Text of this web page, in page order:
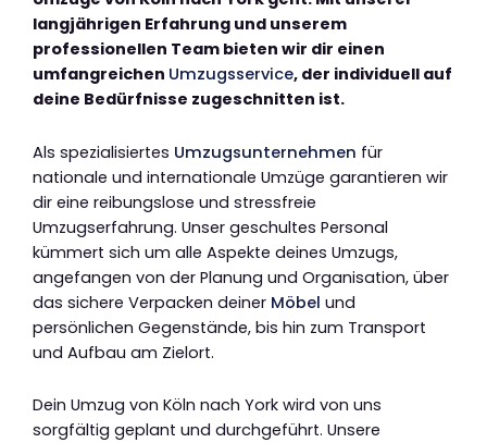
langjährigen Erfahrung und unserem
professionellen Team bieten wir dir einen
umfangreichen Umzugsservice, der individuell auf
deine Bedürfnisse zugeschnitten ist.
Als spezialisiertes Umzugsunternehmen für
nationale und internationale Umzüge garantieren wir
dir eine reibungslose und stressfreie
Umzugserfahrung. Unser geschultes Personal
kümmert sich um alle Aspekte deines Umzugs,
angefangen von der Planung und Organisation, über
das sichere Verpacken deiner Möbel und
persönlichen Gegenstände, bis hin zum Transport
und Aufbau am Zielort.
Dein Umzug von Köln nach York wird von uns
sorgfältig geplant und durchgeführt. Unsere